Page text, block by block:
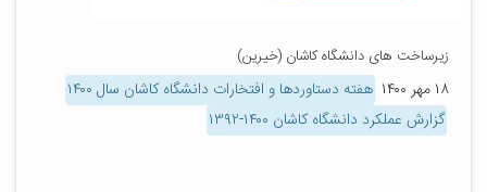
زیرساخت های دانشگاه کاشان (خیرین)
۱۸ مهر ۱۴۰۰
هفته دستاوردها و افتخارات دانشگاه کاشان سال ۱۴۰۰
گزارش عملکرد دانشگاه کاشان ۱۴۰۰-۱۳۹۲